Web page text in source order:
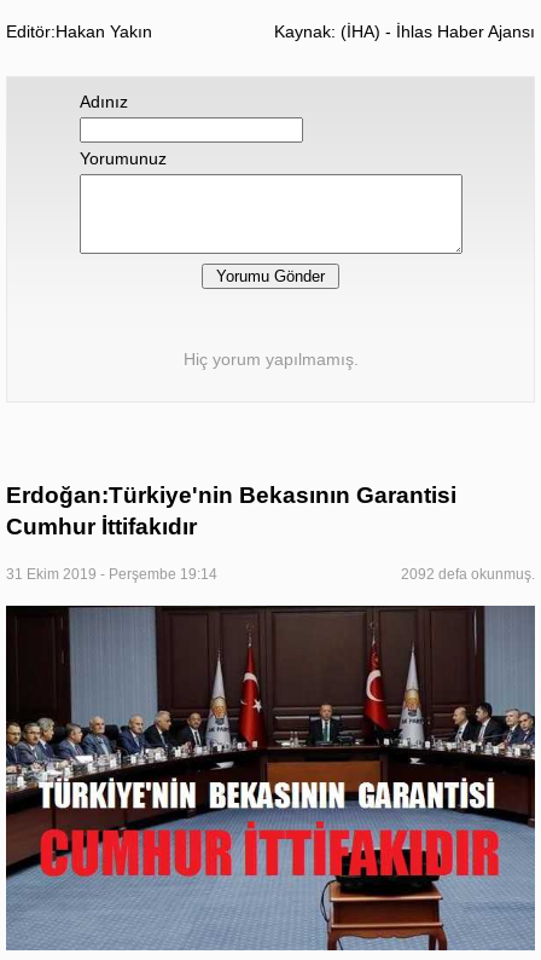
Editör:Hakan Yakın Kaynak: (İHA) - İhlas Haber Ajansı
Adınız
Yorumunuz
Hiç yorum yapılmamış.
Erdoğan:Türkiye'nin Bekasının Garantisi
Cumhur İttifakıdır
31 Ekim 2019 - Perşembe 19:14 2092 defa okunmuş.